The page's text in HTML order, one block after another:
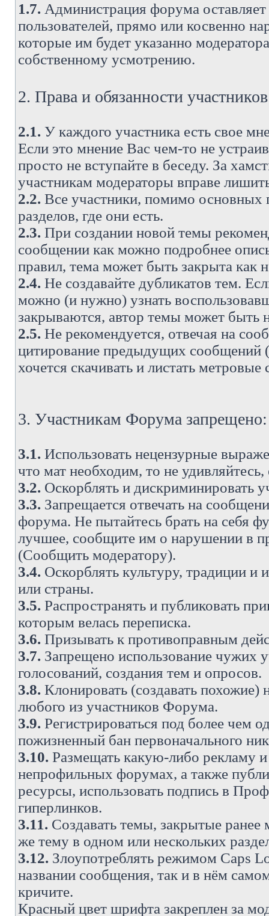
1.7. Администрация форума
пользователей, прямо или косвенно
которые им будет указанно
собственному усмотрению.
2. Права и обязанности
2.1. У каждого участника есть свое
Если это мнение Вас чем-то не
просто не вступайте в беседу. За
участникам модераторы вправе
2.2. Все участники, помимо основных
разделов, где они есть.
2.3. При создании новой темы
сообщении как можно подробнее
правил, тема может быть закрыта как
2.4. Не создавайте дубликатов тем.
можно (и нужно) узнать
закрываются, автор темы может быть
2.5. Не рекомендуется, отвечая на
цитирование предыдущих сообщений
хочется скачивать и листать
3. Участникам Форума запрещено:
3.1. Использовать нецензурные
что мат необходим, то не
3.2. Оскорблять и дискриминировать
3.3. Запрещается отвечать на
форума. Не пытайтесь брать на себя
лучшее, сообщите им о нарушении в
(Сообщить модератору).
3.4. Оскорблять культуру, традиции
или страны.
3.5. Распространять и публиковать
которым велась переписка.
3.6. Призывать к противоправным
3.7. Запрещено использование чужих
голосований, создания тем и опросов.
3.8. Клонировать (создавать похожие)
любого из участников Форума.
3.9. Регистрироваться под более чем
пожизненный бан первоначального
3.10. Размещать какую-либо рекламу
непрофильных форумах, а также
ресурсы, использовать подпись в
гиперлинков.
3.11. Создавать темы, закрытые ранее
же тему в одном или нескольких
3.12. Злоупотреблять режимом Caps
названии сообщения, так и в нём
кричите.
Красный цвет шрифта закреплен за